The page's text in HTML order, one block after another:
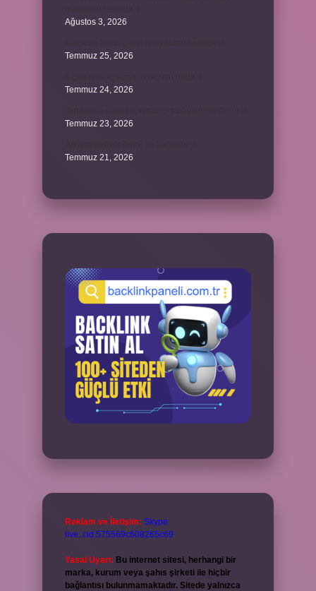
Ağustos 3, 2026
Temmuz 25, 2026
Temmuz 24, 2026
Temmuz 23, 2026
Temmuz 21, 2026
Reklam ve İletişim: Skype:
live:.cid.575569c608265c69
Yasal Uyarı: Bu internet sitesi, herhangi bir
marka, kurum veya şahıs şirketi ile hiçbir
bağlantısı bulunmamaktadır. Sitede yalnızca